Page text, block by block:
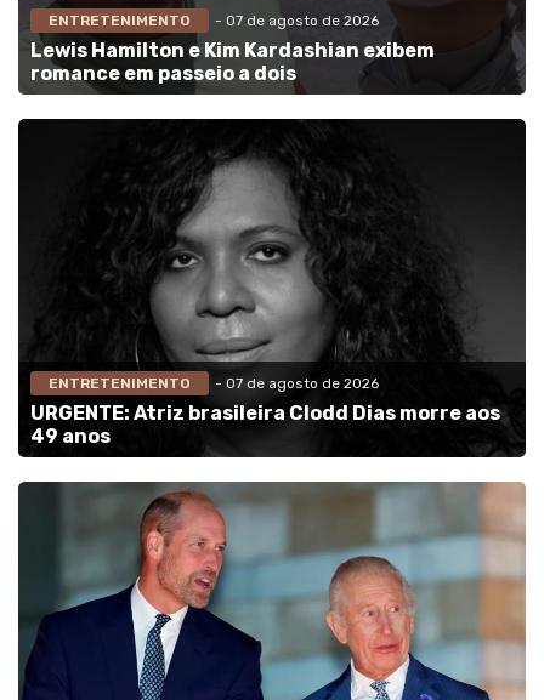
ENTRETENIMENTO - 07 de agosto de 2026
Lewis Hamilton e Kim Kardashian exibem
romance em passeio a dois
ENTRETENIMENTO - 07 de agosto de 2026
URGENTE: Atriz brasileira Clodd Dias morre aos
49 anos